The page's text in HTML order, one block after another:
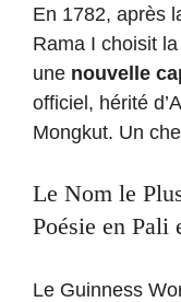
En 1782, après
Rama I choisit
une nouvelle
officiel, hérité
Mongkut. Un
Le Nom le
Poésie en Pali
Le Guinness